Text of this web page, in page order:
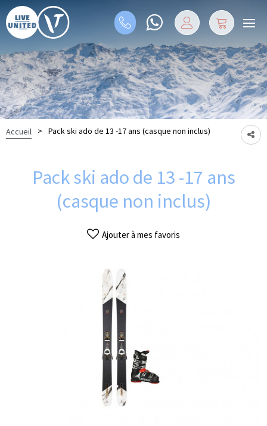
Accueil > Pack ski ado de 13 -17 ans (casque non inclus)
Pack ski ado de 13 -17 ans
(casque non inclus)
Ajouter à mes favoris